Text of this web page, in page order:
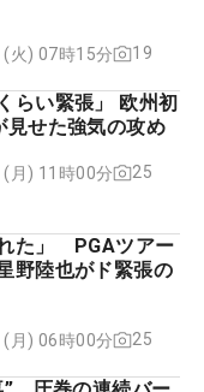
火) 07時15分
19
らい緊張」 欧州初
見せた強気の攻め
月) 11時00分
25
れた」 PGAツアー
野陸也がド緊張の
月) 06時00分
25